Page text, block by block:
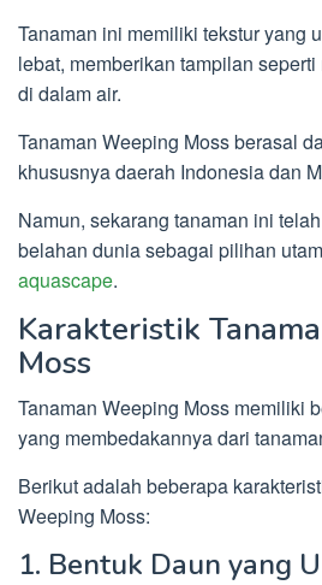
Tanaman ini memiliki tekstur yang
lebat, memberikan tampilan
di dalam air.
Tanaman Weeping Moss berasal
khususnya daerah Indonesia dan
Namun, sekarang tanaman ini
belahan dunia sebagai pilihan
aquascape.
Karakteristik
Moss
Tanaman Weeping Moss memiliki
yang membedakannya dari
Berikut adalah beberapa
Weeping Moss:
1. Bentuk Daun yang